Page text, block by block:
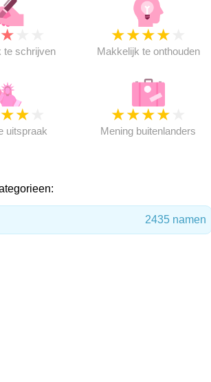
★
te schrijven
★★★★
Makkelijk te onthouden
★★
uitspraak
★★★★
Mening buitenlanders
2435 namen